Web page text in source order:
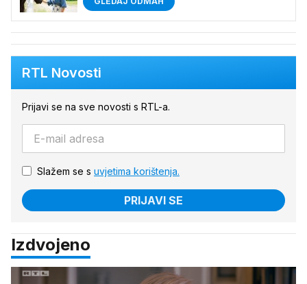
RTL Novosti
Prijavi se na sve novosti s RTL-a.
Slažem se s uvjetima korištenja.
PRIJAVI SE
Izdvojeno